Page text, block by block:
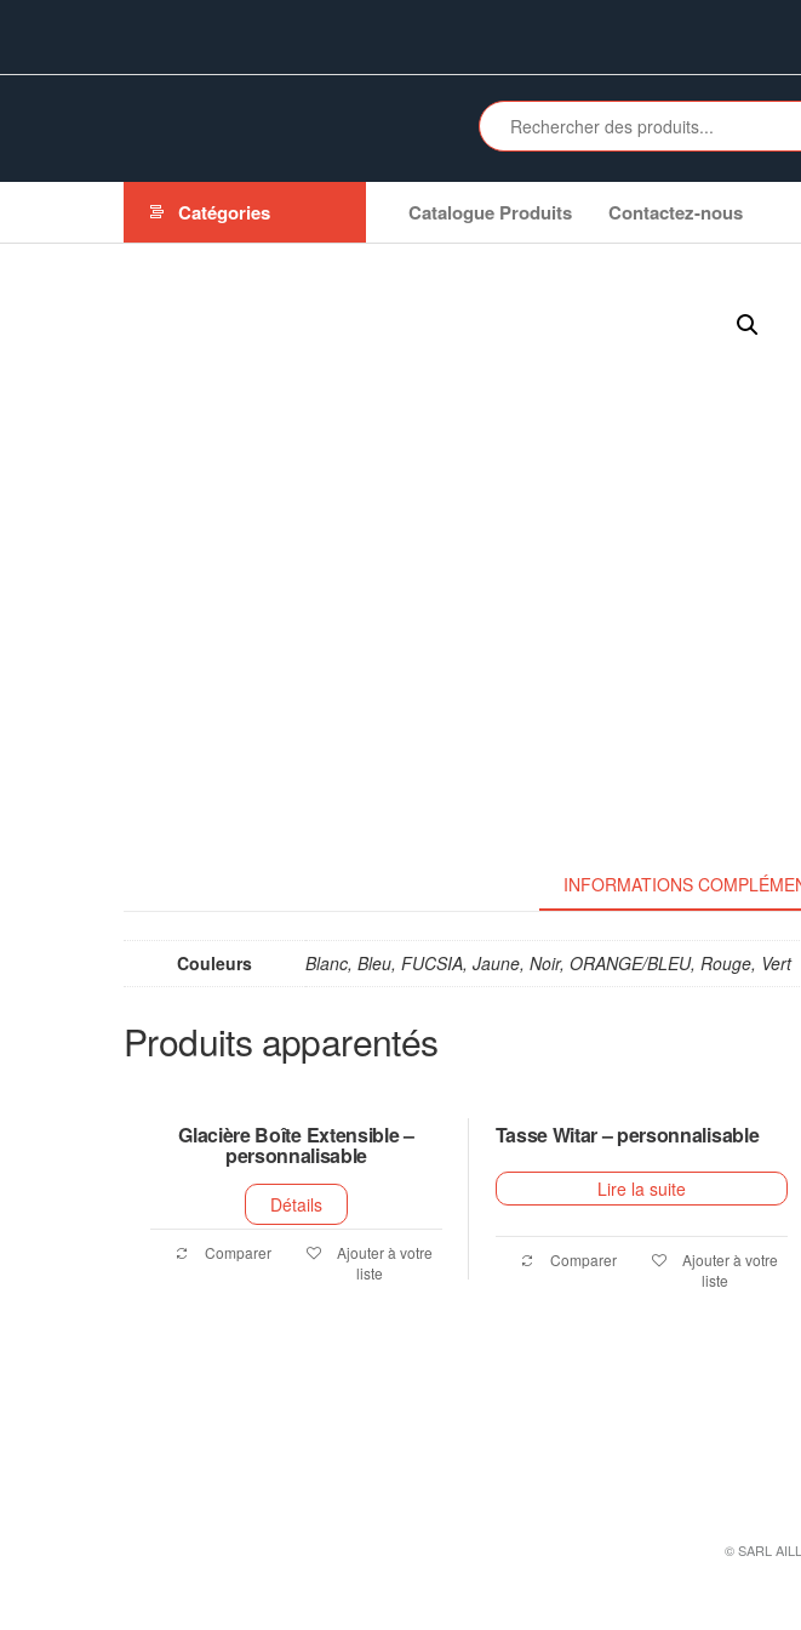
Catégories Catalogue Produits Contactez-nous
INFORMATIONS
Couleurs Blanc, Bleu, FUCSIA, Jaune, Noir, ORANGE/BLEU, Rouge, Vert
Produits apparentés
Glacière Boîte Extensible –
personnalisable
Détails
Comparer
Ajouter à votre
liste
Tasse Witar – personnalisable
Lire la suite
Comparer
Ajouter à votre
liste
© SARL